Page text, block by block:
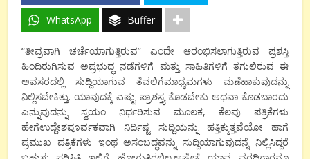
WhatsApp Buffer
“ತೀವ್ರವಾಗಿ ಚರ್ಚೆಯಾಗುತ್ತಿರುವ” ಎಂದೇ ಆರಂಭಿಸಲಾಗುತ್ತಿರುವ ಪ್ರಶಸ್ತಿ
ಹಿಂದಿರುಗಿಸುವ ಅಪ್ರಭುದ್ಧ ನಡೆಗಳಿಗೆ ಮತ್ತು ಸಾಹಿತಿಗಳಿಗೆ ತಗುಲಿರುವ ಈ
ಅವಸರದಲ್ಲಿ ಸುದ್ದಿಯಾಗುವ ತೆವಲಿಗೆಮಾಧ್ಯಮಗಳು ಮಣೆಹಾಕುವುದನ್ನು
ನಿಲ್ಲಿಸಬೇಕಿತ್ತು. ಯಾವುದಕ್ಕೆ ಎಷ್ಟು ಪ್ರಾಶಸ್ತ್ಯ ಕೊಡಬೇಕು ಅಥವಾ ಕೊಡಬಾರದು
ಎನ್ನುವುದನ್ನು ಸ್ವಯಂ ನಿರ್ಧರಿಸುವ ಮೂಲಕ, ಕೆಲವು ಪತ್ರಿಕೆಗಳು
ಹೇಗೆಉದ್ದೇಶಪೂರ್ವಕವಾಗಿ ನಿರ್ದಿಷ್ಟ ಸುದ್ದಿಯನ್ನು ಹತ್ತಿಕ್ಕುತ್ತವೆಯೋ ಹಾಗೆ
ಪ್ರಮುಖ ಪತ್ರಿಕೆಗಳು ಇಂಥ ಅಸಂಬದ್ಧವನ್ನು ಸುದ್ದಿಯಾಗುವುದನ್ನೆ ನಿಲ್ಲಿಸಿದ್ದರೆ